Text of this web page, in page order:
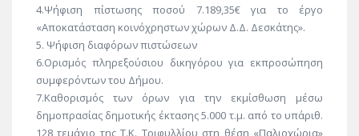
4.Ψήφιση πίστωσης ποσού 7.189,35€ για το έργο
«Αποκατάσταση κοινόχρηστων χώρων Δ.Δ. Δεσκάτης».
5. Ψήφιση διαφόρων πιστώσεων
6.Ορισμός πληρεξούσιου δικηγόρου για εκπροσώπηση
συμφερόντων του Δήμου.
7.Καθορισμός των όρων για την εκμίσθωση μέσω
δημοπρασίας δημοτικής έκτασης 5.000 τ.μ. από το υπ΄αριθ.
128 τεμάχιο της Τ.Κ. Τριφυλλίου στη θέση «Παλιοχώρια»